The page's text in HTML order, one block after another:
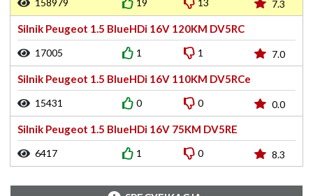
158979 19 13 7.3
Silnik Peugeot 1.5 BlueHDi 16V 120KM DV5RC
17005 1 1 7.0
Silnik Peugeot 1.5 BlueHDi 16V 110KM DV5RCe
15431 0 0 0.0
Silnik Peugeot 1.5 BlueHDi 16V 75KM DV5RE
6417 1 0 8.3